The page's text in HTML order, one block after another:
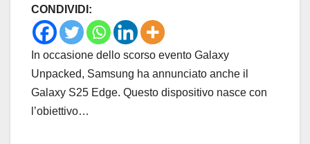
CONDIVIDI:
In occasione dello scorso evento Galaxy
Unpacked, Samsung ha annunciato anche il
Galaxy S25 Edge. Questo dispositivo nasce con
l’obiettivo…